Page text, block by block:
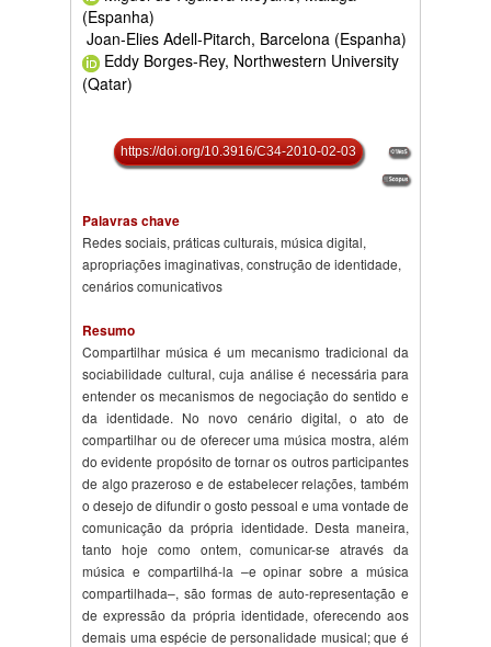
(Espanha)
Joan-Elies Adell-Pitarch, Barcelona (Espanha)
Eddy Borges-Rey, Northwestern University
(Qatar)
https://doi.org/10.3916/C34-2010-02-03
Palavras chave
Redes sociais, práticas culturais, música digital,
apropriações imaginativas, construção de identidade,
cenários comunicativos
Resumo
Compartilhar música é um mecanismo tradicional da
sociabilidade cultural, cuja análise é necessária para
entender os mecanismos de negociação do sentido e
da identidade. No novo cenário digital, o ato de
compartilhar ou de oferecer uma música mostra, além
do evidente propósito de tornar os outros participantes
de algo prazeroso e de estabelecer relações, também
o desejo de difundir o gosto pessoal e uma vontade de
comunicação da própria identidade. Desta maneira,
tanto hoje como ontem, comunicar-se através da
música e compartilhá-la –e opinar sobre a música
compartilhada–, são formas de auto-representação e
de expressão da própria identidade, oferecendo aos
demais uma espécie de personalidade musical; que é